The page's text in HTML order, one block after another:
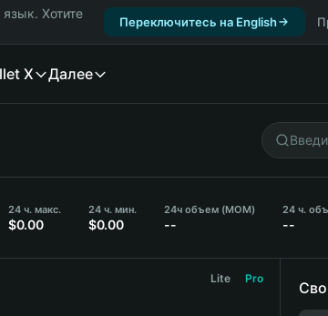
язык. Хотите
Переключитесь на English
X Далее
24 ч. макс.
$0.00
24 ч. мин.
$0.00
24ч объем (MOM)
--
24 ч.
--
Lite Pro